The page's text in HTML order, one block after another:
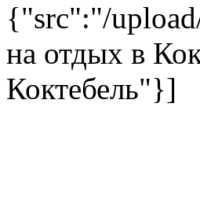
{"src":"/
на отдых в
Коктебель"}]